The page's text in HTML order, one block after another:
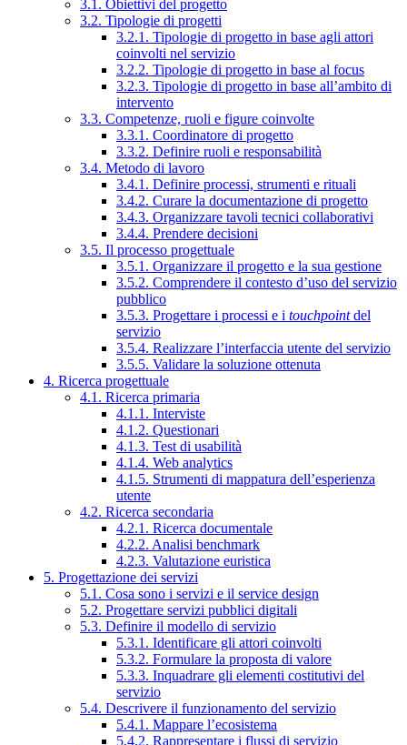
3.1. Obiettivi del progetto
3.2. Tipologie di progetti
3.2.1. Tipologie di progetto in base agli attori
coinvolti nel servizio
3.2.2. Tipologie di progetto in base al focus
3.2.3. Tipologie di progetto in base all’ambito di
intervento
3.3. Competenze, ruoli e figure coinvolte
3.3.1. Coordinatore di progetto
3.3.2. Definire ruoli e responsabilità
3.4. Metodo di lavoro
3.4.1. Definire processi, strumenti e rituali
3.4.2. Curare la documentazione di progetto
3.4.3. Organizzare tavoli tecnici collaborativi
3.4.4. Prendere decisioni
3.5. Il processo progettuale
3.5.1. Organizzare il progetto e la sua gestione
3.5.2. Comprendere il contesto d’uso del servizio
pubblico
3.5.3. Progettare i processi e i touchpointdel
servizio
3.5.4. Realizzare l’interfaccia utente del servizio
3.5.5. Validare la soluzione ottenuta
4. Ricerca progettuale
4.1. Ricerca primaria
4.1.1. Interviste
4.1.2. Questionari
4.1.3. Test di usabilità
4.1.4. Web analytics
4.1.5. Strumenti di mappatura dell’esperienza
utente
4.2. Ricerca secondaria
4.2.1. Ricerca documentale
4.2.2. Analisi benchmark
4.2.3. Valutazione euristica
5. Progettazione dei servizi
5.1. Cosa sono i servizi e il service design
5.2. Progettare servizi pubblici digitali
5.3. Definire il modello di servizio
5.3.1. Identificare gli attori coinvolti
5.3.2. Formulare la proposta di valore
5.3.3. Inquadrare gli elementi costitutivi del
servizio
5.4. Descrivere il funzionamento del servizio
5.4.1. Mappare l’ecosistema
5.4.2. Rappresentare i flussi di servizio